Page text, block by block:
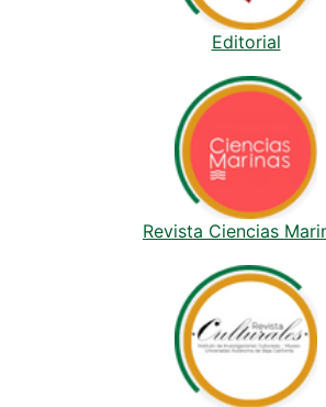
Editorial
Revista Ciencias